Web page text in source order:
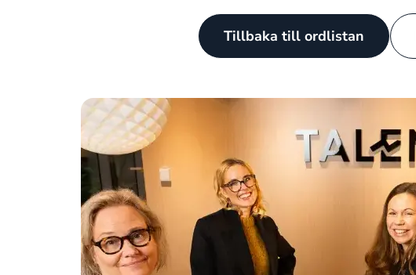
Tillbaka till ordlistan